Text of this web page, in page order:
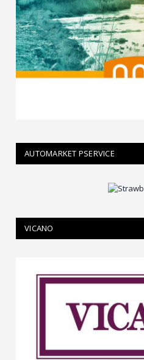
AUTOMARKET PSERVICE
VICANO